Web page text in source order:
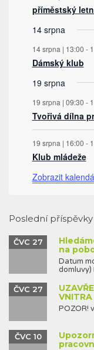
příměstský
14 srpna
14 srpna | 13:00 -
Dámský klub
19 srpna
19 srpna | 09:30 -
Tvořivá dílna
19 srpna | 16:00 -
Klub mládeže
Zobrazit
Poslední příspěvky
na
ČVC 27
Datum
domluvy)
ČVC 27
POZOR!
ČVC 10